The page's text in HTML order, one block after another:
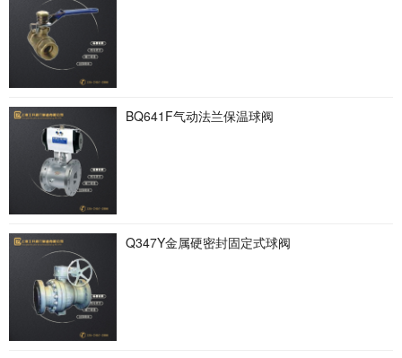
BQ641F气动法兰保温球阀
Q347Y金属硬密封固定式球阀